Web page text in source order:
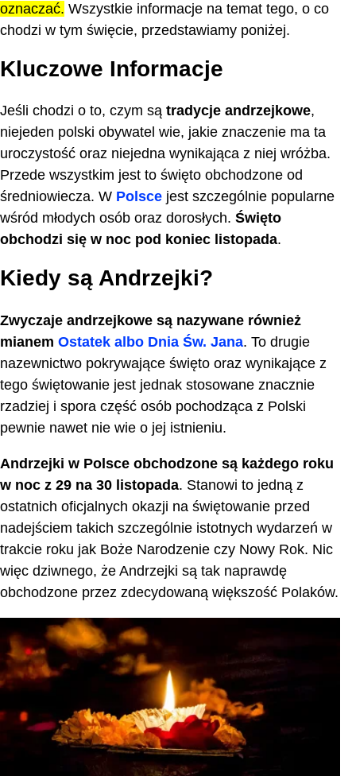
oznaczać. Wszystkie informacje na temat tego, o co
chodzi w tym święcie, przedstawiamy poniżej.
Kluczowe Informacje
Jeśli chodzi o to, czym są tradycje andrzejkowe,
niejeden polski obywatel wie, jakie znaczenie ma ta
uroczystość oraz niejedna wynikająca z niej wróżba.
Przede wszystkim jest to święto obchodzone od
średniowiecza. W Polsce jest szczególnie popularne
wśród młodych osób oraz dorosłych. Święto
obchodzi się w noc pod koniec listopada.
Kiedy są Andrzejki?
Zwyczaje andrzejkowe są nazywane również
mianem Ostatek albo Dnia Św. Jana. To drugie
nazewnictwo pokrywające święto oraz wynikające z
tego świętowanie jest jednak stosowane znacznie
rzadziej i spora część osób pochodząca z Polski
pewnie nawet nie wie o jej istnieniu.
Andrzejki w Polsce obchodzone są każdego roku
w noc z 29 na 30 listopada. Stanowi to jedną z
ostatnich oficjalnych okazji na świętowanie przed
nadejściem takich szczególnie istotnych wydarzeń w
trakcie roku jak Boże Narodzenie czy Nowy Rok. Nic
więc dziwnego, że Andrzejki są tak naprawdę
obchodzone przez zdecydowaną większość Polaków.